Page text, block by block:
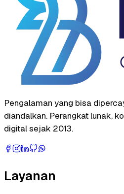
Pengalaman yang bisa
diandalkan. Perangkat lunak,
digital sejak 2013.
Layanan